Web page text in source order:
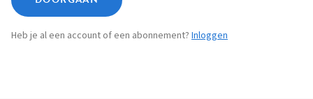
Heb je al een account of een abonnement? Inloggen